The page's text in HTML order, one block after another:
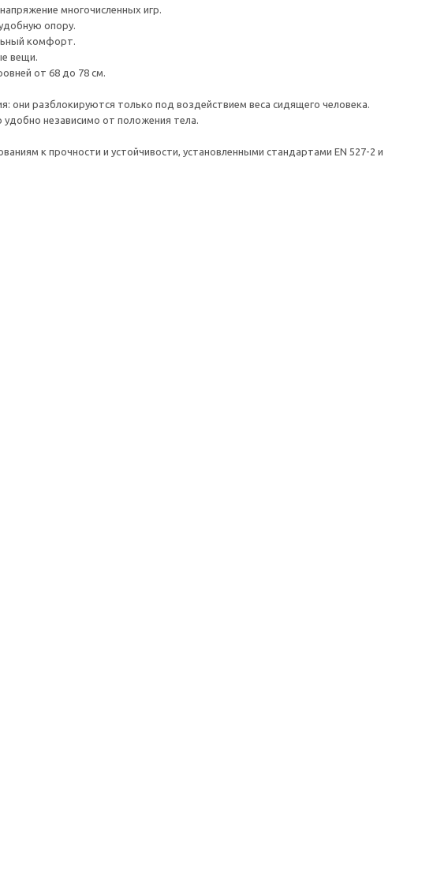
многочисленных игр.
опору.
комфорт.
вещи.
от 68 до 78 см.
разблокируются только под воздействием веса сидящего человека.
независимо от положения тела.
к прочности и устойчивости, установленными стандартами EN 527-2 и